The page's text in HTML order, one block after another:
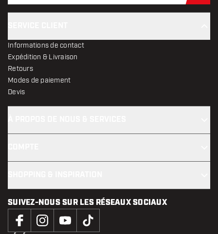
Informations de contact
Expédition & Livraison
Retours
Modes de paiement
Devis
SUIVEZ-NOUS SUR LES RÉSEAUX SOCIAUX